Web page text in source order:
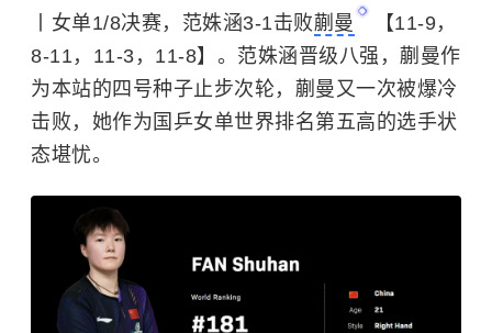
丨女单1/8决赛，范姝涵3-1击败蒯曼
【11-9，
8-11，11-3，11-8】。范姝涵晋级八强，蒯曼作
为本站的四号种子止步次轮，蒯曼又一次被爆冷
击败，她作为国乒女单世界排名第五高的选手状
态堪忧。